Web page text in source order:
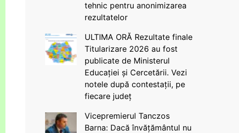
tehnic pentru anonimizarea
rezultatelor
ULTIMA ORĂ Rezultate finale
Titularizare 2026 au fost
publicate de Ministerul
Educației și Cercetării. Vezi
notele după contestații, pe
fiecare județ
Vicepremierul Tanczos
Barna: Dacă învățământul nu